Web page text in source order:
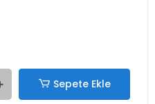
Sepete Ekle